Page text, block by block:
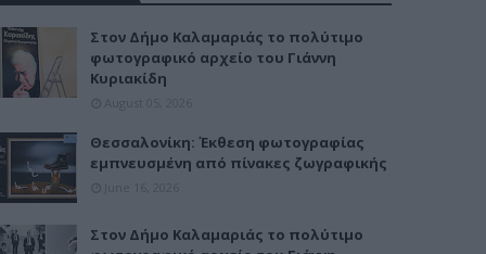
Στον Δήμο Καλαμαριάς το πολύτιμο
φωτογραφικό αρχείο του Γιάννη
Κυριακίδη
Θεσσαλονίκη: Έκθεση φωτογραφίας
εμπνευσμένη από πίνακες ζωγραφικής
Στον Δήμο Καλαμαριάς το πολύτιμο